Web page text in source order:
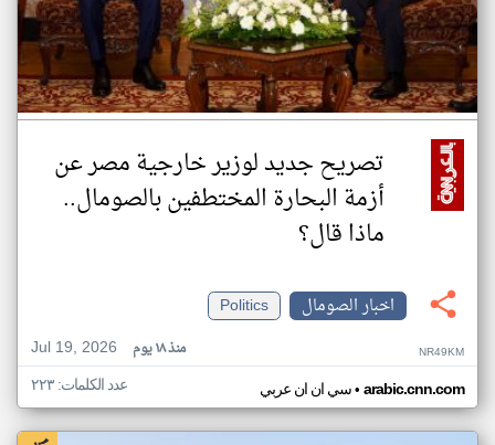
تصريح جديد لوزير خارجية مصر عن
أزمة البحارة المختطفين بالصومال..
ماذا قال؟
اخبار الصومال
Politics
Jul 19, 2026
منذ ١٨ يوم NR49KM
سي ان ان عربي• arabic.cnn.com عدد الكلمات: ٢٢٣